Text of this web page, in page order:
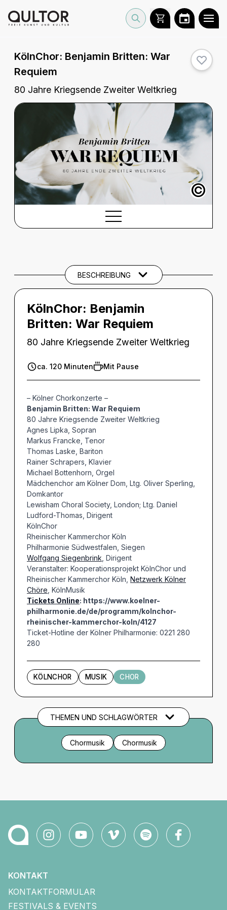
KölnChor: Benjamin Britten: War
Requiem
80 Jahre Kriegsende Zweiter Weltkrieg
©
BESCHREIBUNG
KölnChor: Benjamin
Britten: War Requiem
80 Jahre Kriegsende Zweiter Weltkrieg
ca. 120 Minuten Mit Pause
– Kölner Chorkonzerte –
Benjamin Britten: War Requiem
80 Jahre Kriegsende Zweiter Weltkrieg
Agnes Lipka, Sopran
Markus Francke, Tenor
Thomas Laske, Bariton
Rainer Schrapers, Klavier
Michael Bottenhorn, Orgel
Mädchenchor am Kölner Dom, Ltg. Oliver Sperling,
Domkantor
Lewisham Choral Society, London; Ltg. Daniel
Ludford-Thomas, Dirigent
KölnChor
Rheinischer Kammerchor Köln
Philharmonie Südwestfalen, Siegen
Wolfgang Siegenbrink , Dirigent
Veranstalter: Kooperationsprojekt KölnChor und
Rheinischer Kammerchor Köln, Netzwerk Kölner
Chöre , KölnMusik
Tickets Online: https://www.koelner-
philharmonie.de/de/programm/kolnchor-
rheinischer-kammerchor-koln/4127
Ticket-Hotline der Kölner Philharmonie: 0221 280
280
KÖLNCHOR MUSIK CHOR
THEMEN UND SCHLAGWÖRTER
Chormusik Chormusik
KONTAKT
KONTAKTFORMULAR
FESTIVALS & EVENTS